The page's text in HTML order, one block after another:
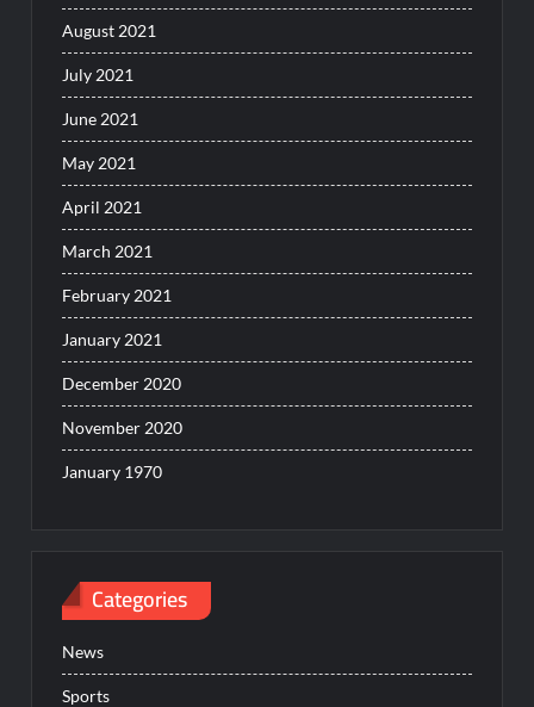
August 2021
July 2021
June 2021
May 2021
April 2021
March 2021
February 2021
January 2021
December 2020
November 2020
January 1970
Categories
News
Sports